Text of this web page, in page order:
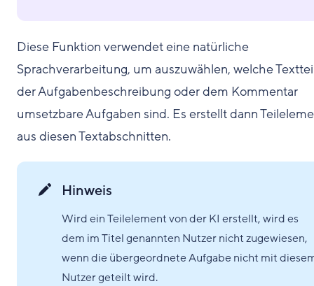
Diese Funktion verwendet eine natürliche
Sprachverarbeitung, um auszuwählen, welche
der Aufgabenbeschreibung oder dem Kommentar
umsetzbare Aufgaben sind. Es erstellt dann
aus diesen Textabschnitten.
Hinweis
Wird ein Teilelement von der KI erstellt, wird es
dem im Titel genannten Nutzer nicht zugewiesen,
wenn die übergeordnete Aufgabe nicht mit
Nutzer geteilt wird.